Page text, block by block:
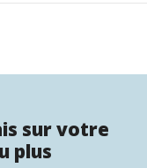
sur votre
plus